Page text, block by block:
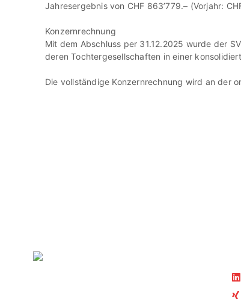
Jahresergebnis von CHF 863’779.– (Vorjahr:
Konzernrechnung
Mit dem Abschluss per 31.12.2025 wurde der
deren Tochtergesellschaften in einer
Die vollständige Konzernrechnung wird an der